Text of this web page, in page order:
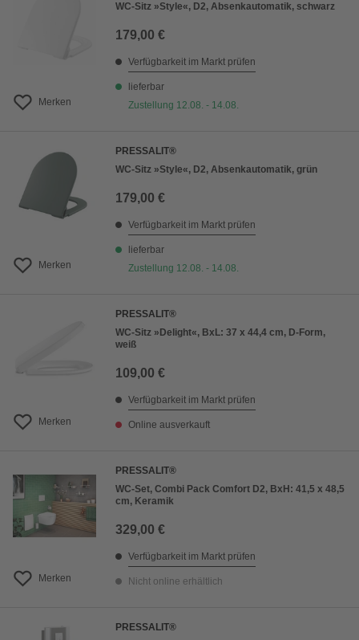
Merken
WC-Sitz »Style«, D2, Absenkautomatik, schwarz
179,00 €
Verfügbarkeit im Markt prüfen
lieferbar
Zustellung 12.08. - 14.08.
Merken
PRESSALIT®
WC-Sitz »Style«, D2, Absenkautomatik, grün
179,00 €
Verfügbarkeit im Markt prüfen
lieferbar
Zustellung 12.08. - 14.08.
Merken
PRESSALIT®
WC-Sitz »Delight«, BxL: 37 x 44,4 cm, D-Form,
weiß
109,00 €
Verfügbarkeit im Markt prüfen
Online ausverkauft
Merken
PRESSALIT®
WC-Set, Combi Pack Comfort D2, BxH: 41,5 x 48,5
cm, Keramik
329,00 €
Verfügbarkeit im Markt prüfen
Nicht online erhältlich
PRESSALIT®